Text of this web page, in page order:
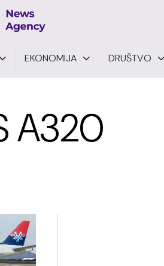
EKONOMIJA DRUŠTVO
A320